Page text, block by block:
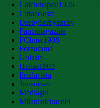
Calcionapoli1926
Cittaceleste
Derbyderbyderby
Fantamagazine
FCInter1908
Forzaroma
Golssip
Hellas1903
Ilmilanista
Juvenews
Mediagol
Milanistichannel